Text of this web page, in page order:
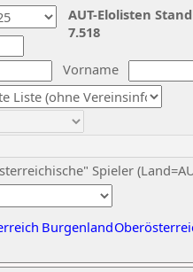
Vorname
Spieler
Burgenland
AUT-Elolisten
7.518